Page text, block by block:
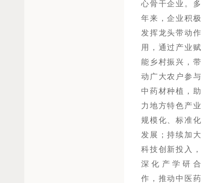
心骨干企业。多
年来，企业积极
发挥龙头带动作
用，通过产业赋
能乡村振兴，带
动广大农户参与
中药材种植，助
力地方特色产业
规模化、标准化
发展；持续加大
科技创新投入，
深化产学研合
作，推动中医药